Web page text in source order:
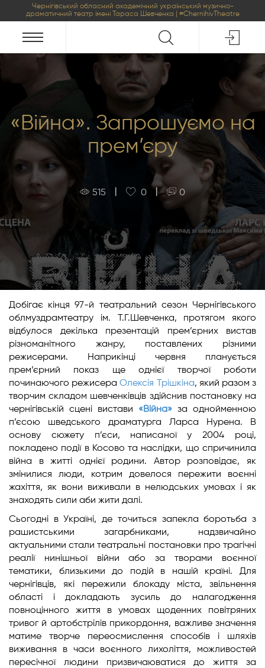
Чернігівський обласний академічний український музично-
драматичний театр імені Тараса Шевченка | #ChernihivTheatre
«Війна». Запрошуємо на
прем’єру
515 0 | 0
Добігає кінця 97-й театральний сезон Чернігівського
облмуздрамтеатру ім. Т.Г.Шевченка, протягом якого
відбулося декілька презентацій прем’єрних вистав
різноманітного жанру, поставлених різними
режисерами. Наприкінці червня планується
прем’єрний показ ще однієї творчої роботи
починаючого режисераОлексія Трішкіна, який разом з
творчим складом шевченківців здійснив постановку на
чернігівській сцені вистави «Війна» за однойменною
п’єсою шведського драматурга Ларса Нурена. В
основу сюжету п’єси, написаної у 2004 році,
покладено події в Косово та наслідки, що спричинила
війна в житті однієї родини. Автор розповідає, як
змінилися люди, котрим довелося пережити воєнні
жахіття, як вони виживали в нелюдських умовах і як
знаходять сили аби жити далі.
Сьогодні в Україні, де точиться запекла боротьба з
рашистськими загарбниками, надзвичайно
актуальними стали театральні постановки про трагічні
реалії нинішньої війни або за творами воєнної
тематики, близькими до подій в нашій країні. Для
чернігівців, які пережили блокаду міста, звільнення
області і докладають зусиль до налагодження
повноцінного життя в умовах щоденних повітряних
тривог й артобстрілів прикордоння, важливе значення
матиме творче переосмислення способів і шляхів
виживання в часи воєнного лихоліття, можливостей
пересічної людини призвичаюватися до життя за